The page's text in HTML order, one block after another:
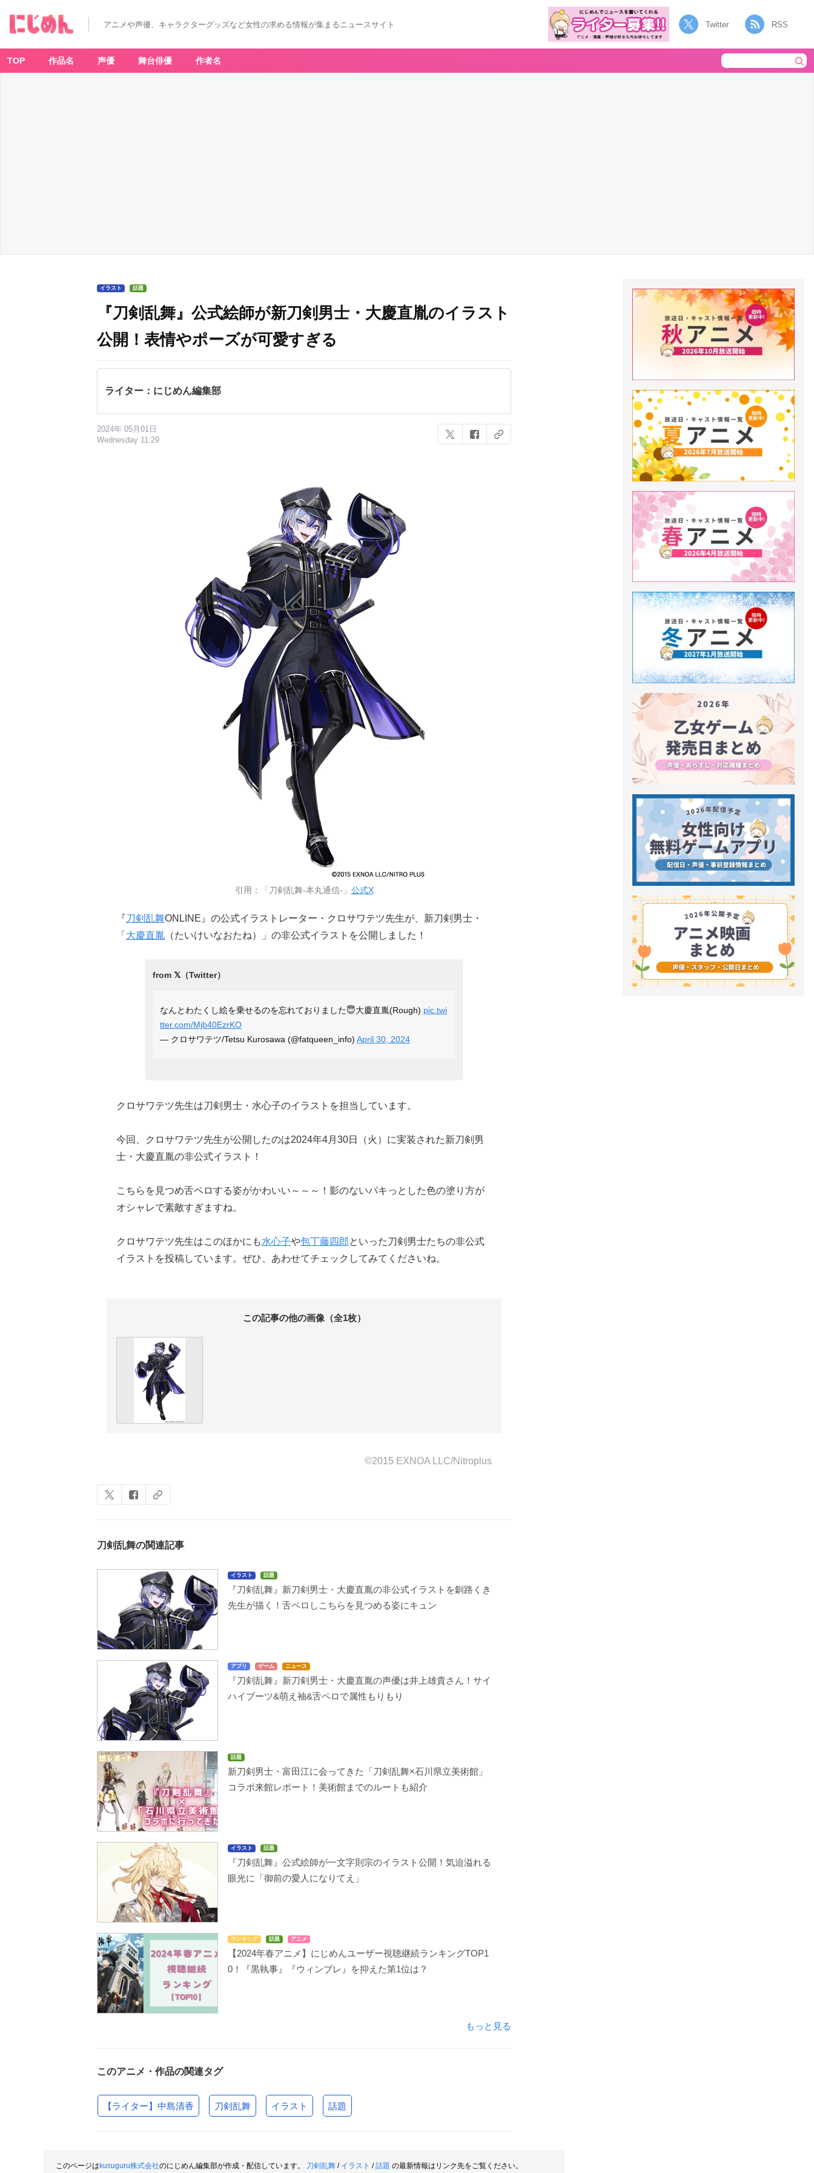
アニメや声優、キャラクターグッズなど女性の求める情報が集まるニュースサイト Twitter RSS
TOP 作品名 声優 舞台俳優 作者名
イラスト 話題
『刀剣乱舞』公式絵師が新刀剣男士・大慶直胤のイラスト
公開！表情やポーズが可愛すぎる
ライター：にじめん編集部
2024年 05月01日
Wednesday 11:29
引用：「刀剣乱舞-本丸通信-」 公式X
『刀剣乱舞ONLINE』の公式イラストレーター・クロサワテツ先生が、新刀剣男士・
「 大慶直胤 （たいけいなおたね）」の非公式イラストを公開しました！
なんとわたくし絵を乗せるのを忘れておりました😇大慶直胤(Rough) pic.twi
tter.com/Mjb40EzrKO
— クロサワテツ/Tetsu Kurosawa (@fatqueen_info) April 30, 2024
クロサワテツ先生は刀剣男士・水心子のイラストを担当しています。
今回、クロサワテツ先生が公開したのは2024年4月30日（火）に実装された新刀剣男
士・大慶直胤の非公式イラスト！
こちらを見つめ舌ペロする姿がかわいい～～～！影のないパキっとした色の塗り方が
オシャレで素敵すぎますね。
クロサワテツ先生はこのほかにも水心子や包丁藤四郎といった刀剣男士たちの非公式
イラストを投稿しています。ぜひ、あわせてチェックしてみてくださいね。
この記事の他の画像（全1枚）
©2015 EXNOA LLC/Nitroplus
刀剣乱舞の関連記事
イラスト 話題
『刀剣乱舞』新刀剣男士・大慶直胤の非公式イラストを釧路くき
先生が描く！舌ペロしこちらを見つめる姿にキュン
アプリ ゲーム ニュース
『刀剣乱舞』新刀剣男士・大慶直胤の声優は井上雄貴さん！サイ
ハイブーツ&萌え袖&舌ペロで属性もりもり
話題
新刀剣男士・富田江に会ってきた「刀剣乱舞×石川県立美術館」
コラボ来館レポート！美術館までのルートも紹介
イラスト 話題
『刀剣乱舞』公式絵師が一文字則宗のイラスト公開！気迫溢れる
眼光に「御前の愛人になりてえ」
ランキング 話題 アニメ
【2024年春アニメ】にじめんユーザー視聴継続ランキングTOP1
0！『黒執事』『ウィンブレ』を抑えた第1位は？
もっと見る
このアニメ・作品の関連タグ
【ライター】中島清香 刀剣乱舞 イラスト 話題
このページは kusuguru株式会社のにじめん編集部が作成・配信しています。 刀剣乱舞 / イラスト /話題 の最新情報はリンク先をご覧ください。